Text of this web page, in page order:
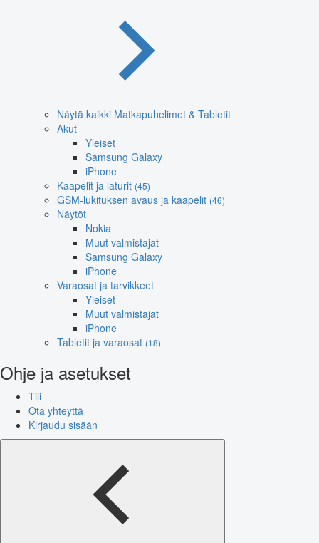
Näytä kaikki Matkapuhelimet & Tabletit
Akut
Yleiset
Samsung Galaxy
iPhone
Kaapelit ja laturit (45)
GSM-lukituksen avaus ja kaapelit (46)
Näytöt
Nokia
Muut valmistajat
Samsung Galaxy
iPhone
Varaosat ja tarvikkeet
Yleiset
Muut valmistajat
iPhone
Tabletit ja varaosat (18)
Ohje ja asetukset
Tili
Ota yhteyttä
Kirjaudu sisään